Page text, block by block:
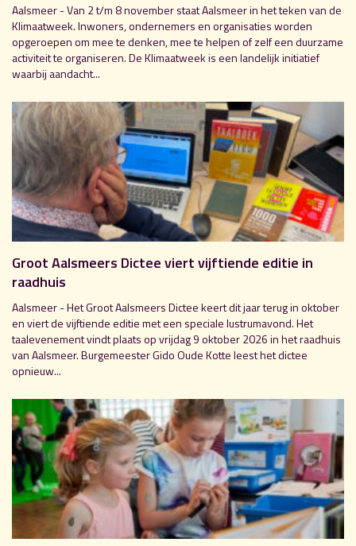
Aalsmeer - Van 2 t/m 8 november staat Aalsmeer in het teken van de
Klimaatweek. Inwoners, ondernemers en organisaties worden
opgeroepen om mee te denken, mee te helpen of zelf een duurzame
activiteit te organiseren. De Klimaatweek is een landelijk initiatief
waarbij aandacht...
Groot Aalsmeers Dictee viert vijftiende editie in
raadhuis
Aalsmeer - Het Groot Aalsmeers Dictee keert dit jaar terug in oktober
en viert de vijftiende editie met een speciale lustrumavond. Het
taalevenement vindt plaats op vrijdag 9 oktober 2026 in het raadhuis
van Aalsmeer. Burgemeester Gido Oude Kotte leest het dictee
opnieuw...